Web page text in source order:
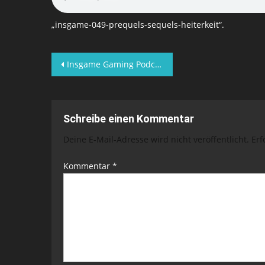
„insgame-049-prequels-sequels-heiterkeit“.
Beitragsnavigation
Insgame Gaming Podcast – 49 – Prequels, Sequels, Heiterkeit
Schreibe einen Kommentar
Deine E-Mail-Adresse wird nicht veröffentlicht.
Kommentar *